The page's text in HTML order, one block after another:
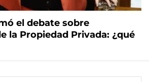
el debate sobre
la Propiedad Privada: ¿qué